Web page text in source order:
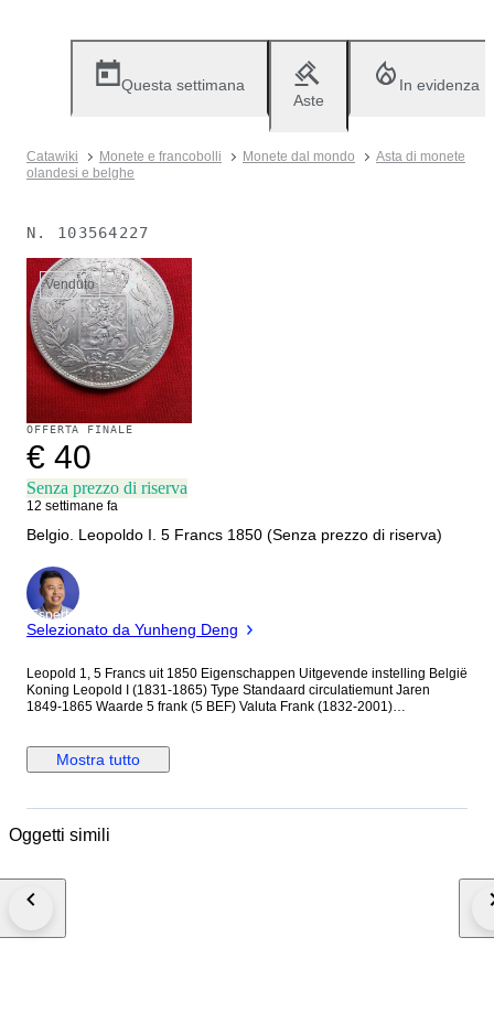
Questa settimana
Aste
In evidenza
Catawiki Monete e francobolli Monete dal mondo
Asta di monete
olandesi e belghe
N. 103564227
Venduto
OFFERTA FINALE
€ 40
Senza prezzo di riserva
12 settimane fa
Belgio. Leopoldo I. 5 Francs 1850 (Senza prezzo di riserva)
Esperto
Selezionato da Yunheng Deng
Leopold 1, 5 Francs uit 1850 Eigenschappen Uitgevende instelling België
Koning Leopold I (1831-1865) Type Standaard circulatiemunt Jaren
1849-1865 Waarde 5 frank (5 BEF) Valuta Frank (1832-2001)
verzekerd verzonden.
Mostra tutto
Oggetti simili